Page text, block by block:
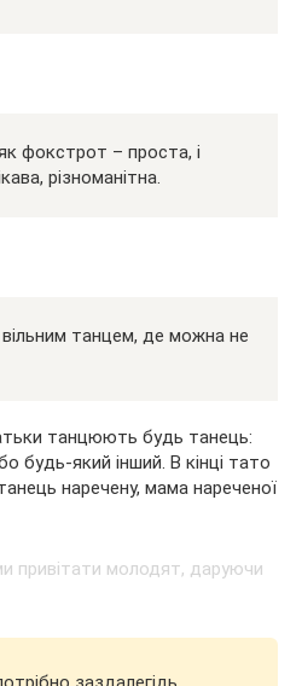
фокстрот – проста, і
різноманітна.
танцем, де можна не
танцюють будь танець:
будь-який інший. В кінці тато
наречену, мама нареченої